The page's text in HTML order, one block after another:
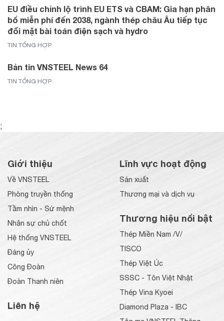
EU điều chỉnh lộ trình EU ETS và CBAM: Gia hạn phân
bổ miễn phí đến 2038, ngành thép châu Âu tiếp tục
đối mặt bài toán điện sạch và hydro
TIN TỔNG HỢP
Bản tin VNSTEEL News 64
TIN TỔNG HỢP
;
Giới thiệu
Về VNSTEEL
Phòng truyền thống
Tầm nhìn - Sứ mệnh
Nhân sự chủ chốt
Hệ thống VNSTEEL
Đảng ủy
Công Đoàn
Đoàn Thanh niên
Liên hệ
Lĩnh vực hoạt động
Sản xuất
Thương mại và dịch vụ
Thương hiệu nổi bật
Thép Miền Nam /V/
TISCO
Thép Việt Úc
SSSC - Tôn Việt Nhật
Thép Vina Kyoei
Diamond Plaza - IBC